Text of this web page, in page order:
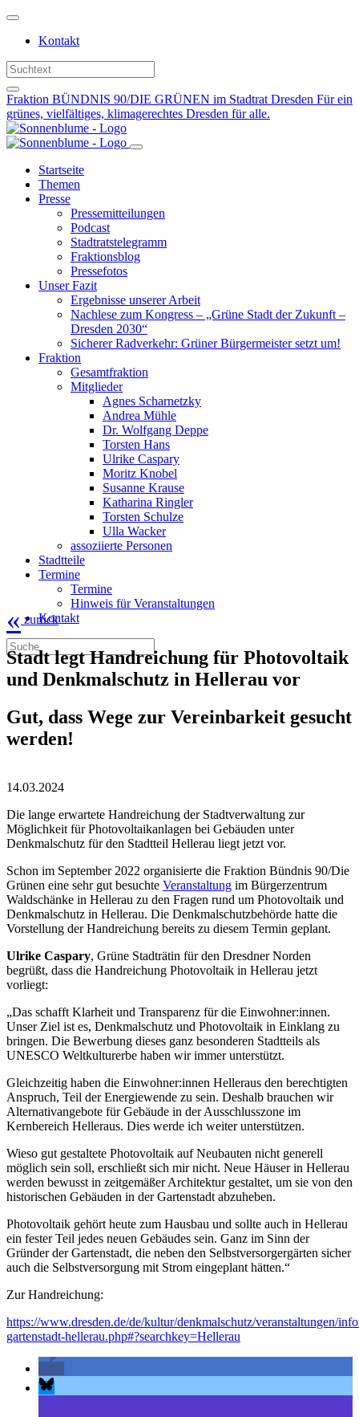
Weiter
Inhalt
Kontakt
Fraktion BÜNDNIS 90/DIE GRÜNEN im Stadtrat Dresden Für ein
grünes, vielfältiges, klimagerechtes Dresden für alle.
Startseite
Themen
Presse
Pressemitteilungen
Podcast
Stadtratstelegramm
Fraktionsblog
Pressefotos
Unser Fazit
Ergebnisse unserer Arbeit
Nachlese zum Kongress – „Grüne Stadt der Zukunft –
Dresden 2030“
Sicherer Radverkehr: Grüner Bürgermeister setzt um!
Fraktion
Gesamtfraktion
Mitglieder
Agnes Scharnetzky
Andrea Mühle
Dr. Wolfgang Deppe
Torsten Hans
Ulrike Caspary
Moritz Knobel
Susanne Krause
Katharina Ringler
Torsten Schulze
Ulla Wacker
assoziierte Personen
Stadtteile
Termine
Termine
Hinweis für Veranstaltungen
Kontakt
« zurück
Stadt legt Handreichung für Photovoltaik
und Denkmalschutz in Hellerau vor
Gut, dass Wege zur Vereinbarkeit gesucht
werden!
14.03.2024
Die lange erwartete Handreichung der Stadtverwaltung zur
Möglichkeit für Photovoltaikanlagen bei Gebäuden unter
Denkmalschutz für den Stadtteil Hellerau liegt jetzt vor.
Schon im September 2022 organisierte die Fraktion Bündnis 90/Die
Grünen eine sehr gut besuchte Veranstaltung im Bürgerzentrum
Waldschänke in Hellerau zu den Fragen rund um Photovoltaik und
Denkmalschutz in Hellerau. Die Denkmalschutzbehörde hatte die
Vorstellung der Handreichung bereits zu diesem Termin geplant.
Ulrike Caspary, Grüne Stadträtin für den Dresdner Norden
begrüßt, dass die Handreichung Photovoltaik in Hellerau jetzt
vorliegt:
„Das schafft Klarheit und Transparenz für die Einwohner:innen.
Unser Ziel ist es, Denkmalschutz und Photovoltaik in Einklang zu
bringen. Die Bewerbung dieses ganz besonderen Stadtteils als
UNESCO Weltkulturerbe haben wir immer unterstützt.
Gleichzeitig haben die Einwohner:innen Helleraus den berechtigten
Anspruch, Teil der Energiewende zu sein. Deshalb brauchen wir
Alternativangebote für Gebäude in der Ausschlusszone im
Kernbereich Helleraus. Dies werde ich weiter unterstützen.
Wieso gut gestaltete Photovoltaik auf Neubauten nicht generell
möglich sein soll, erschließt sich mir nicht. Neue Häuser in Hellerau
werden bewusst in zeitgemäßer Architektur gestaltet, um sie von den
historischen Gebäuden in der Gartenstadt abzuheben.
Photovoltaik gehört heute zum Hausbau und sollte auch in Hellerau
ein fester Teil jedes neuen Gebäudes sein. Ganz im Sinn der
Gründer der Gartenstadt, die neben den Selbstversorgergärten sicher
auch die Selbstversorgung mit Strom eingeplant hätten.“
Zur Handreichung:
https://www.dresden.de/de/kultur/denkmalschutz/veranstaltungen/
gartenstadt-hellerau.php#?searchkey=Hellerau